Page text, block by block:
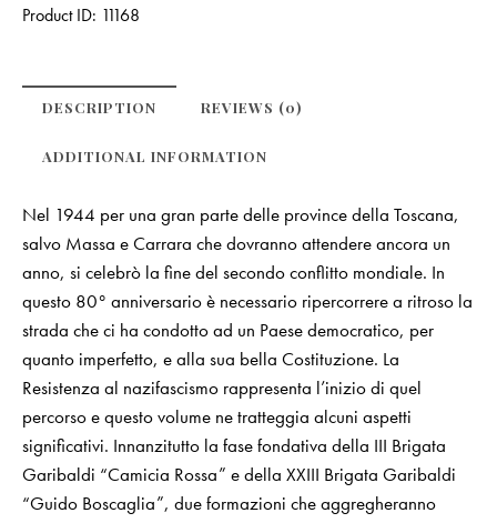
Product ID: 11168
DESCRIPTION REVIEWS (0)
ADDITIONAL INFORMATION
Nel 1944 per una gran parte delle province della Toscana,
salvo Massa e Carrara che dovranno attendere ancora un
anno, si celebrò la fine del secondo conflitto mondiale. In
questo 80° anniversario è necessario ripercorrere a ritroso la
strada che ci ha condotto ad un Paese democratico, per
quanto imperfetto, e alla sua bella Costituzione. La
Resistenza al nazifascismo rappresenta l’inizio di quel
percorso e questo volume ne tratteggia alcuni aspetti
significativi. Innanzitutto la fase fondativa della III Brigata
Garibaldi “Camicia Rossa” e della XXIII Brigata Garibaldi
“Guido Boscaglia”, due formazioni che aggregheranno